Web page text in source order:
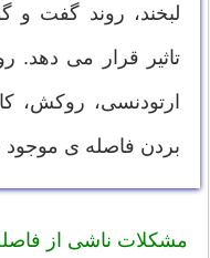
لبخند، روند گفت و
تاثیر قرار می دهد.
ارتودنسی، روکش،
بردن فاصله ی موجود
مشکلات ناشی از